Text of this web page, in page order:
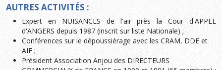
AUTRES ACTIVITÉS :
Expert en NUISANCES de l'air près la Cour d'APPEL
d'ANGERS depuis 1987 (inscrit sur liste Nationale) ;
Conférences sur le dépoussiérage avec les CRAM, DDE et
AIF ;
Président Association Anjou des DIRECTEURS